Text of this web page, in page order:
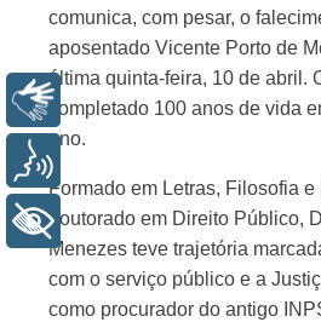
comunica, com pesar, o
aposentado Vicente Porto de
última quinta-feira, 10 de abril.
completado 100 anos de vida
ano.
Formado em Letras, Filosofia e
doutorado em Direito Público,
Menezes teve trajetória
com o serviço público e a
como procurador do antigo
Libras
+ Acessibilidade